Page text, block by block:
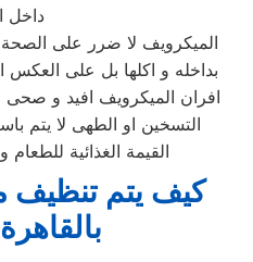
داخل
الميكرويف لا ضرر على
بداخله و اكلها بل على
افران الميكرويف افيد و
التسخين او الطهى لا يتم
القيمة الغذائية للطعام
كيف يتم